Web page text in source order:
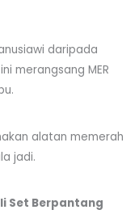
daripada
merangsang MER
alatan memerah
jadi.
Set Berpantang